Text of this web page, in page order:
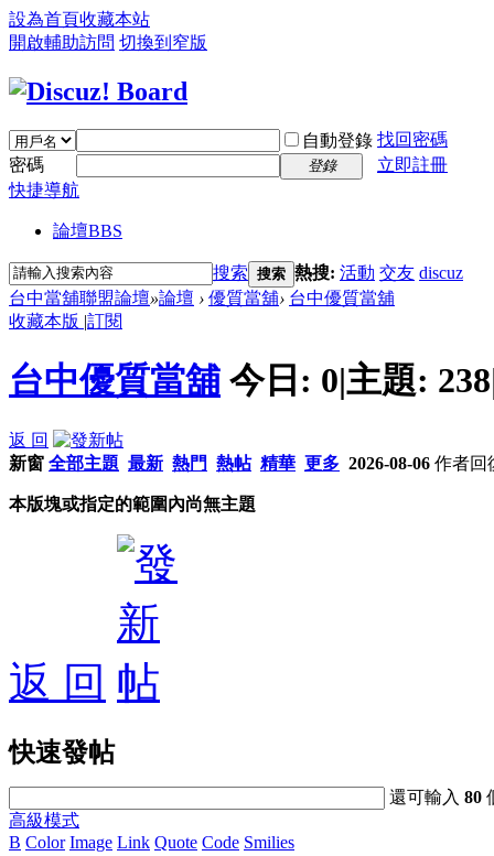
設為首頁收藏本站
開啟輔助訪問 切換到窄版
自動登錄 找回密碼
密碼
登錄
立即註冊
快捷導航
論壇BBS
搜索 搜索 熱搜: 活動 交友 discuz
台中當舖聯盟論壇»論壇 › 優質當舖› 台中優質當舖
收藏本版 |訂閱
台中優質當舖 今日: 0|主題: 238
返 回
新窗 全部主題 最新 熱門 熱帖 精華 更多 2026-08-06 作者回
本版塊或指定的範圍內尚無主題
返 回
快速發帖
還可輸入80
高級模式
B Color Image Link Quote Code Smilies